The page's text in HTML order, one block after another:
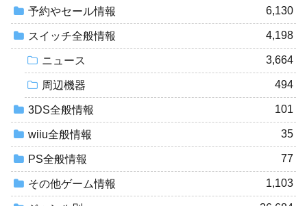
予約やセール情報 6,130
スイッチ全般情報 4,198
ニュース 3,664
周辺機器 494
3DS全般情報 101
wiiu全般情報 35
PS全般情報 77
その他ゲーム情報 1,103